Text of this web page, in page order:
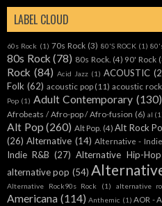
LABEL CLOUD
60s Rock (1) 70s Rock (3) 80'S ROCK (1)
80s Rock (78) 80s Rock. (4) 90' Rock
Rock (84) Acid Jazz (1) ACOUSTIC
Folk (62) acoustic pop (11) acoustic rock
Pop (1) Adult Contemporary (130)
Afrobeats / Afro-pop / Afro-fusion (6) al
Alt Pop (260) Alt Pop. (4) Alt Rock
(26) Alternative (14) Alternative - Indie
Indie R&B (27) Alternative Hip-Hop
alternative pop (54)
Alternative Rock90s Rock
(1) alternative
Americana (114) Anthemic (1) AOR -